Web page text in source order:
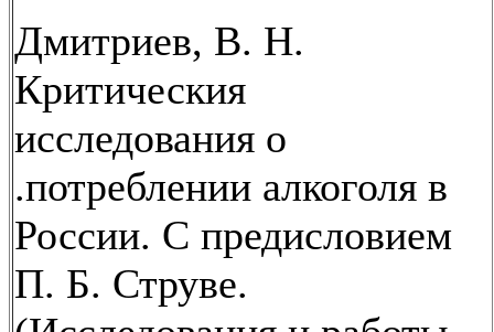
Дмитриев, В. Н.
Критическия
исследования о
.потреблении алкоголя в
России. С предисловием
П. Б. Струве.